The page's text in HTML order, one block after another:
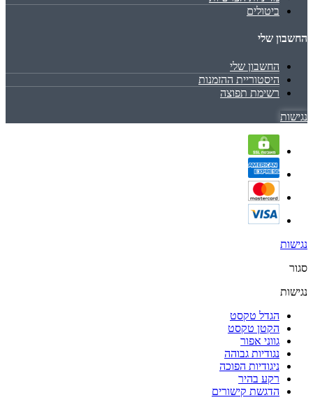
ביטולים
החשבון שלי
החשבון שלי
היסטוריית ההזמנות
רשימת תפוצה
נגישות
נגישות
סגור
נגישות
הגדל טקסט
הקטן טקסט
גווני אפור
נגודיות גבוהה
ניגודיות הפוכה
רקע בהיר
הדגשת קישורים